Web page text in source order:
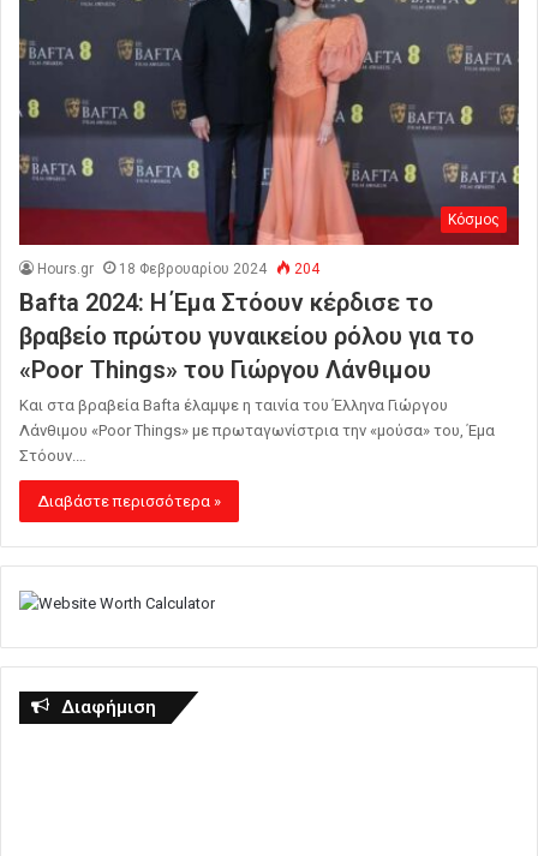
Κόσμος
Hours.gr 18 Φεβρουαρίου 2024 204
Bafta 2024: Η Έμα Στόουν κέρδισε το
βραβείο πρώτου γυναικείου ρόλου για το
«Poor Things» του Γιώργου Λάνθιμου
Και στα βραβεία Bafta έλαμψε η ταινία του Έλληνα Γιώργου
Λάνθιμου «Poor Things» με πρωταγωνίστρια την «μούσα» του, Έμα
Στόουν.…
Διαβάστε περισσότερα »
Διαφήμιση